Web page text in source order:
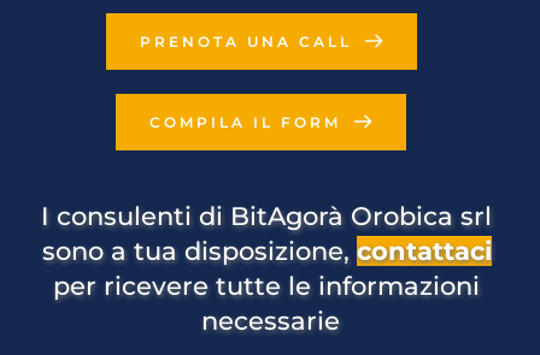
PRENOTA UNA CALL
COMPILA IL FORM
I consulenti di BitAgorà Orobica srl
sono a tua disposizione, contattaci
per ricevere tutte le informazioni
necessarie